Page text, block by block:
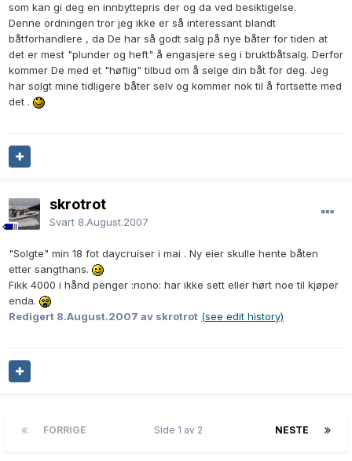
som kan gi deg en innbyttepris der og da ved besiktigelse.
Denne ordningen tror jeg ikke er så interessant blandt
båtforhandlere , da De har så godt salg på nye båter for tiden at
det er mest "plunder og heft" å engasjere seg i bruktbåtsalg. Derfor
kommer De med et "høflig" tilbud om å selge din båt for deg. Jeg
har solgt mine tidligere båter selv og kommer nok til å fortsette med
det .
skrotrot
Svart 8.August.2007
"Solgte" min 18 fot daycruiser i mai . Ny eier skulle hente båten
etter sangthans.
Fikk 4000 i hånd penger :nono: har ikke sett eller hørt noe til kjøper
enda.
Redigert 8.August.2007 av skrotrot (see edit history)
FORRIGE NESTE
Side 1 av 2